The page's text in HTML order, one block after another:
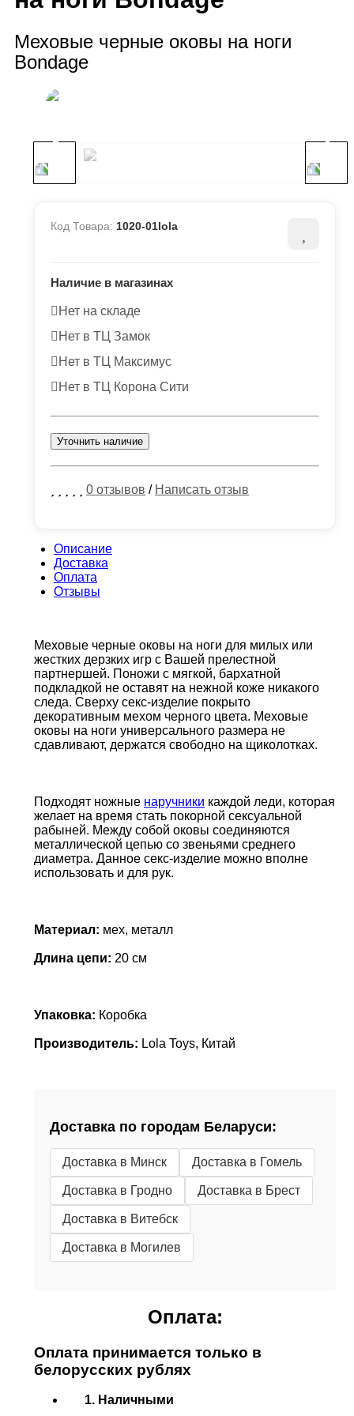
Меховые черные оковы на ноги
Bondage
Код Товара: 1020-01lola
Наличие в магазинах
Нет на складе
Нет в ТЦ Замок
Нет в ТЦ Максимус
Нет в ТЦ Корона Сити
Уточнить наличие
0 отзывов / Написать отзыв
Описание
Доставка
Оплата
Отзывы
Меховые черные оковы на ноги для милых или
жестких дерзких игр с Вашей прелестной
партнершей. Поножи с мягкой, бархатной
подкладкой не оставят на нежной коже никакого
следа. Сверху секс-изделие покрыто
декоративным мехом черного цвета. Меховые
оковы на ноги универсального размера не
сдавливают, держатся свободно на щиколотках.
Подходят ножные наручники каждой леди, которая
желает на время стать покорной сексуальной
рабыней. Между собой оковы соединяются
металлической цепью со звеньями среднего
диаметра. Данное секс-изделие можно вполне
использовать и для рук.
Материал: мех, металл
Длина цепи: 20 см
Упаковка: Коробка
Производитель: Lola Toys, Китай
Доставка по городам Беларуси:
Доставка в Минск Доставка в Гомель
Доставка в Гродно Доставка в Брест
Доставка в Витебск
Доставка в Могилев
Оплата:
Оплата принимается только в
белорусских рублях
1. Наличными